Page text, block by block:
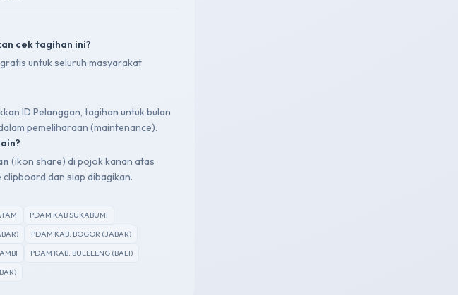
cek tagihan ini?
untuk seluruh masyarakat
ID Pelanggan, tagihan untuk bulan
pemeliharaan (maintenance).
(ikon share) di pojok kanan atas
clipboard dan siap dibagikan.
PDAM KAB SUKABUMI
PDAM KAB. BOGOR (JABAR)
PDAM KAB. BULELENG (BALI)